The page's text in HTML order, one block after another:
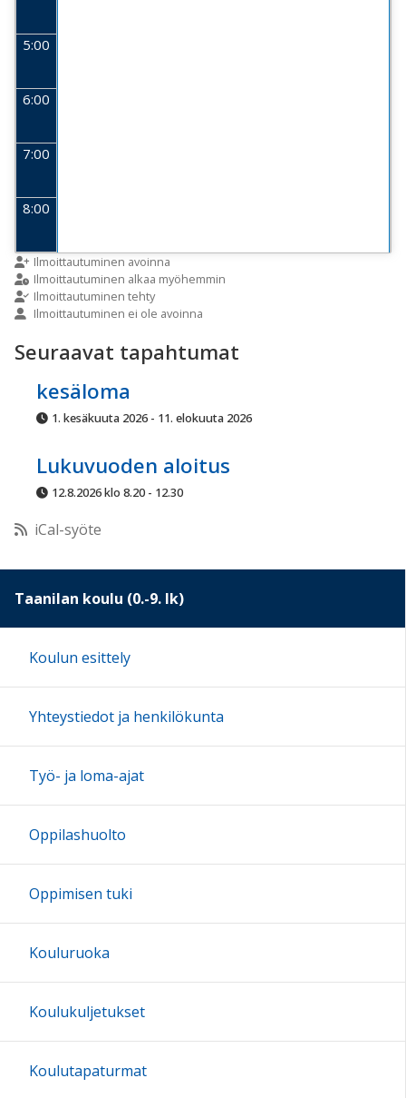
5:00
6:00
7:00
8:00
9:00
10:00
12:00
14:00
15:00
18:00
19:00
20:00
Ilmoittautuminen avoinna
Ilmoittautuminen alkaa myöhemmin
Ilmoittautuminen tehty
Ilmoittautuminen ei ole avoinna
Seuraavat tapahtumat
kesäloma
1. kesäkuuta 2026 - 11. elokuuta 2026
Lukuvuoden aloitus
12.8.2026 klo 8.20 - 12.30
iCal-syöte
Taanilan koulu (0.-9. lk)
Koulun esittely
Yhteystiedot ja henkilökunta
Työ- ja loma-ajat
Oppilashuolto
Oppimisen tuki
Kouluruoka
Koulukuljetukset
Koulutapaturmat